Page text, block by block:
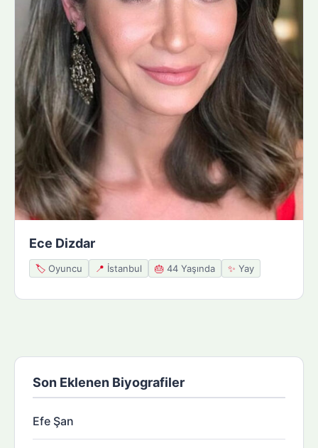
Ece Dizdar
🏷️ Oyuncu 📍 İstanbul 🎂 44 Yaşında ✨ Yay
Son Eklenen Biyografiler
Efe Şan